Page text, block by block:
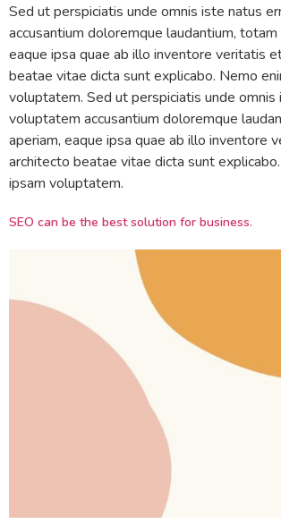
Sed ut perspiciatis unde omnis iste natus
accusantium doloremque laudantium, totam
eaque ipsa quae ab illo inventore veritatis
beatae vitae dicta sunt explicabo. Nemo
voluptatem. Sed ut perspiciatis unde
voluptatem accusantium doloremque
aperiam, eaque ipsa quae ab illo inventore
architecto beatae vitae dicta sunt
ipsam voluptatem.
SEO can be the best solution for business.